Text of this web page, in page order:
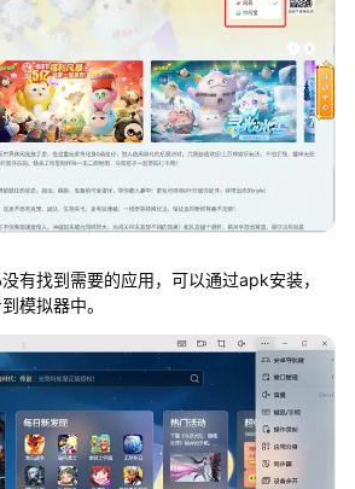
有找到需要的应用，可以通过apk安装，
模拟器中。